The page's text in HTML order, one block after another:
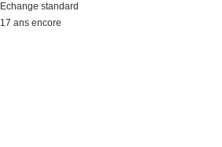
Echange standard
17 ans encore